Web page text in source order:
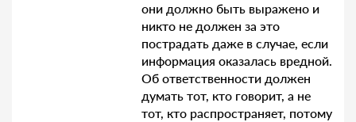
они должно быть выражено и
никто не должен за это
пострадать даже в случае, если
информация оказалась вредной.
Об ответственности должен
думать тот, кто говорит, а не
тот, кто распространяет, потому